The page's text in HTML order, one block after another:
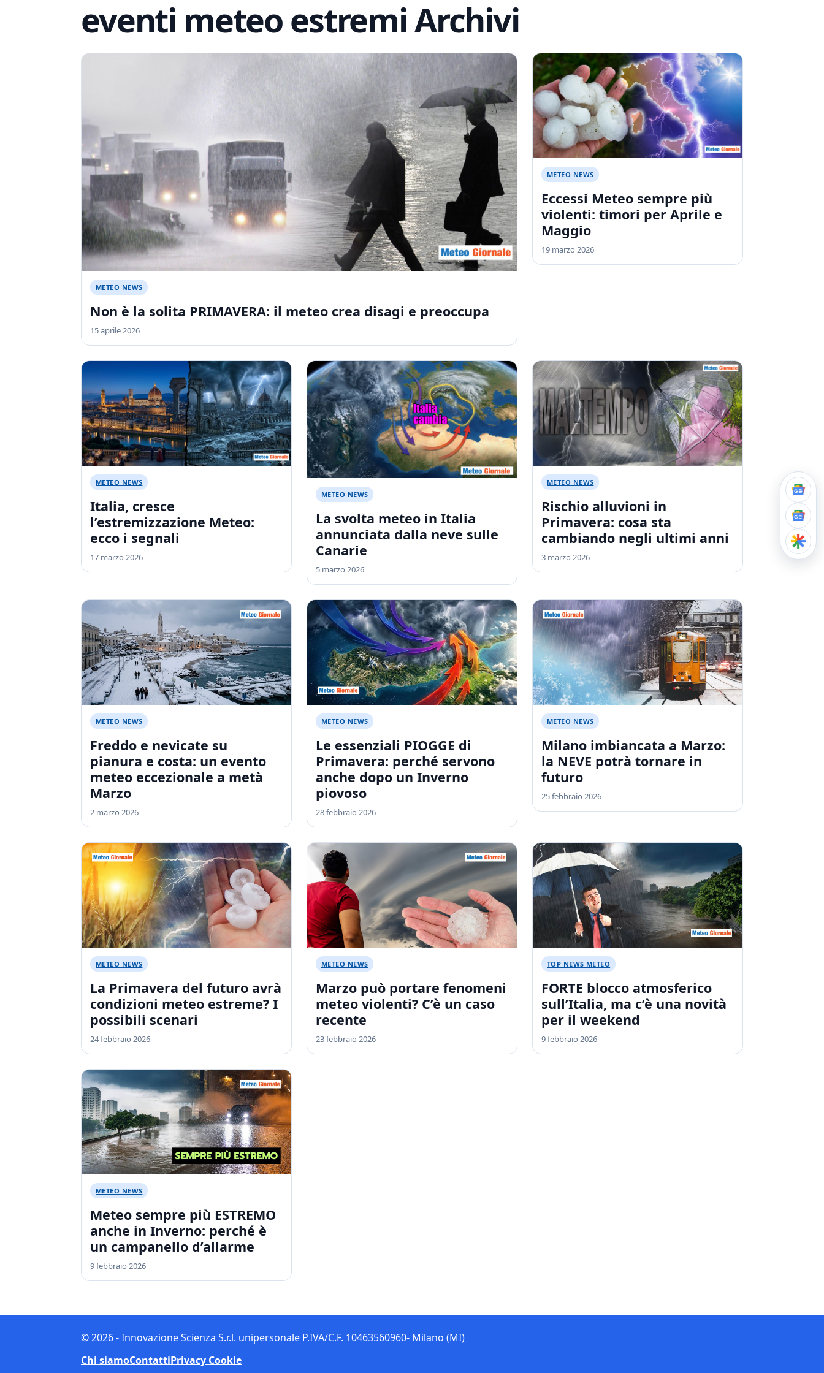
eventi meteo estremi Archivi
METEO NEWS
Non è la solita PRIMAVERA: il meteo crea disagi e preoccupa
15 aprile 2026
METEO NEWS
Eccessi Meteo sempre più
violenti: timori per Aprile e
Maggio
19 marzo 2026
METEO NEWS
Italia, cresce
l’estremizzazione Meteo:
ecco i segnali
17 marzo 2026
METEO NEWS
La svolta meteo in Italia
annunciata dalla neve sulle
Canarie
5 marzo 2026
METEO NEWS
Rischio alluvioni in
Primavera: cosa sta
cambiando negli ultimi anni
3 marzo 2026
METEO NEWS
Freddo e nevicate su
pianura e costa: un evento
meteo eccezionale a metà
Marzo
2 marzo 2026
METEO NEWS
Le essenziali PIOGGE di
Primavera: perché servono
anche dopo un Inverno
piovoso
28 febbraio 2026
METEO NEWS
Milano imbiancata a Marzo:
la NEVE potrà tornare in
futuro
25 febbraio 2026
METEO NEWS
La Primavera del futuro avrà
condizioni meteo estreme? I
possibili scenari
24 febbraio 2026
METEO NEWS
Marzo può portare fenomeni
meteo violenti? C’è un caso
recente
23 febbraio 2026
TOP NEWS METEO
FORTE blocco atmosferico
sull’Italia, ma c’è una novità
per il weekend
9 febbraio 2026
METEO NEWS
Meteo sempre più ESTREMO
anche in Inverno: perché è
un campanello d’allarme
9 febbraio 2026
© 2026 - Innovazione Scienza S.r.l. unipersonale P.IVA/C.F. 10463560960- Milano (MI)
Chi siamoContattiPrivacy Cookie